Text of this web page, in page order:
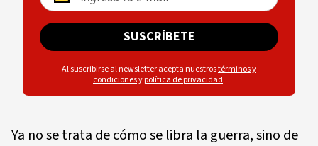
SUSCRÍBETE
Al suscribirse al newsletter acepta nuestrostérminos y
condicionesypolítica de privacidad.
Ya no se trata de cómo se libra la guerra, sino de